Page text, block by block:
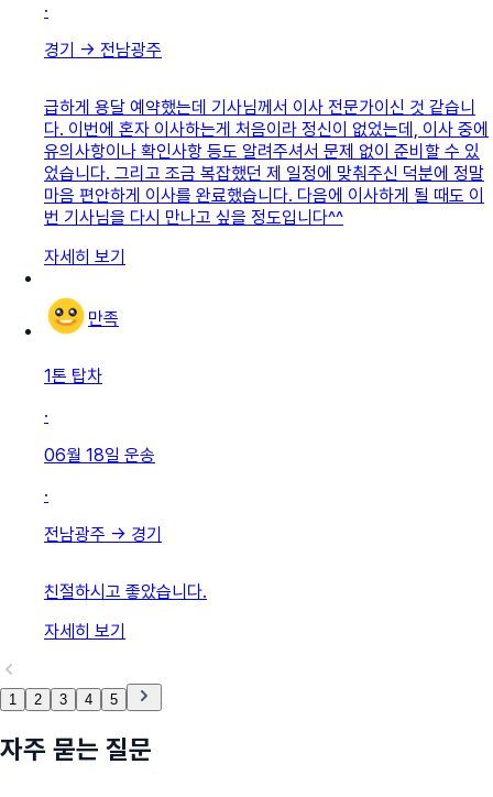
·
경기 → 전남광주
급하게 용달 예약했는데 기사님께서 이사 전문가이신 것 같습니
다. 이번에 혼자 이사하는게 처음이라 정신이 없었는데, 이사 중에
유의사항이나 확인사항 등도 알려주셔서 문제 없이 준비할 수 있
었습니다. 그리고 조금 복잡했던 제 일정에 맞춰주신 덕분에 정말
마음 편안하게 이사를 완료했습니다. 다음에 이사하게 될 때도 이
번 기사님을 다시 만나고 싶을 정도입니다^^
자세히 보기
만족
1톤 탑차
·
06월 18일 운송
·
전남광주 → 경기
친절하시고 좋았습니다.
자세히 보기
1 2 3 4 5
자주 묻는 질문